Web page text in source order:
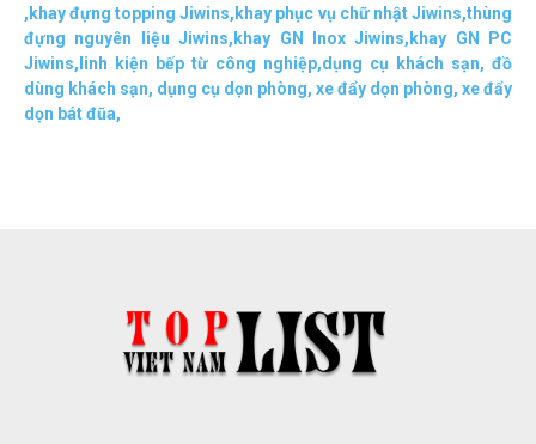
, khay đựng topping Jiwins, khay phục vụ chữ nhật Jiwins,thùng
đựng nguyên liệu Jiwins, khay GN Inox Jiwins, khay GN PC
Jiwins, linh kiện bếp từ công nghiệp,dụng cụ khách sạn, đồ
dùng khách sạn, dụng cụ dọn phòng, xe đẩy dọn phòng, xe đẩy
dọn bát đũa,